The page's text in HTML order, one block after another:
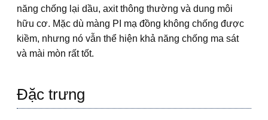
năng chống lại dầu, axit thông thường và dung môi
hữu cơ. Mặc dù màng PI mạ đồng không chống được
kiềm, nhưng nó vẫn thể hiện khả năng chống ma sát
và mài mòn rất tốt.
Đặc trưng